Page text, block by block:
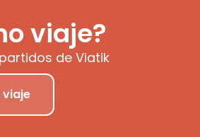
viaje?
de Viatik
viaje